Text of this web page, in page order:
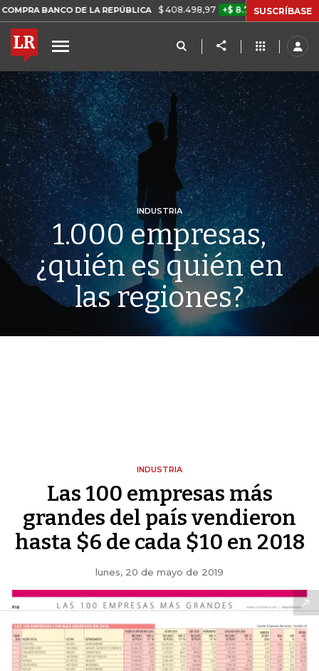
DE LA REPÚBLICA $ 408.498,97 +$ 8.753,81 +2,19% TASA DE
SUSCRÍBASE
INDUSTRIA
1.000 empresas,
¿quién es quién en
las regiones?
INDUSTRIA
Las 100 empresas más
grandes del país vendieron
hasta $6 de cada $10 en 2018
lunes, 20 de mayo de 2019